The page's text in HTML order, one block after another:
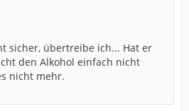
sicher, übertreibe ich... Hat er
den Alkohol einfach nicht
nicht mehr.